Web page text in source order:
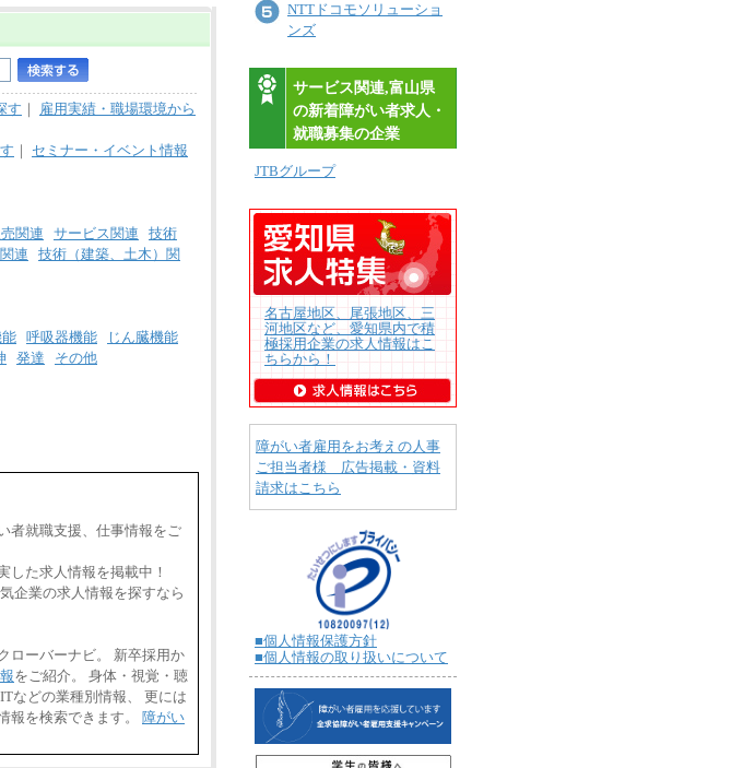
職 月給188,000円
給。
ーバルマーケティング＆トラ
円＋地域間調整給
リアサイトよりご確認くだ
～225,000円＋地域間調
給185,000円＋地域間調整
サービス ※2027年新卒募集
リアサイトよりご確認くだ
ス＞
ストランスフォーム
リアサイトよりご確認くだ
円
以上
以上
以上
25万円
す ｜ 雇用実績・職場環境から
｜ セミナー・イベント情報
関連 サービス関連
技術
連
技術（建築、土木）関
呼吸器機能
じん臓機能
発達 その他
者就職支援、仕事情報をご
した求人情報を掲載中！
企業の求人情報を探すなら
ローバーナビ。 新卒採用か
をご紹介。 身体・視覚・聴
などの業種別情報、 更には
報を検索できます。 障がい
NTTドコモソリューショ
ンズ
サービス関連,富山県
の新着障がい者求人・
就職募集の企業
JTBグループ
名古屋地区、尾張地区、三
河地区など、愛知県内で積
極採用企業の求人情報はこ
ちらから！
障がい者雇用をお考えの人事
ご担当者様 広告掲載・資料
請求はこちら
■個人情報保護方針
■個人情報の取り扱いについて